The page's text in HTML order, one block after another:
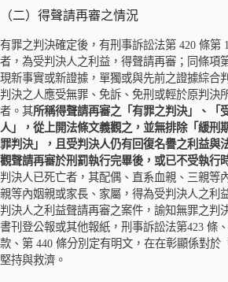
（二）得聲請再審之情況
有罪之判決確定後，有刑事訴訟法第 420 條第
者，為受判決人之利益，得聲請再審；同條項
現新事實或新證據，單獨或與先前之證據綜合
判決之人應受無罪、免訴、免刑或輕於原判決
者。其所稱得聲請再審之「有罪之判決」、「
人」，從上開法條文義觀之，並無排除「緩刑
罪判決」，且受判決人仍有回復名譽之利益與
觀聲請再審於刑罰執行完畢後，或已不受執行
判決人已死亡者，其配偶、直系血親、三親等
親等內姻親或家長、家屬，得為受判決人之利
判決人之利益聲請再審之案件，諭知無罪之判
書刊登公報或其他報紙，刑事訴訟法第423 條
款、第 440 條分別定有明文，在在彰顯係對於
堅持與救濟。